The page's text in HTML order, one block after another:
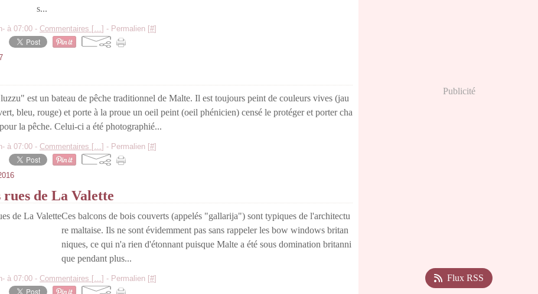
s...
à 07:00 - Commentaires […] - Permalien [#]
est un bateau de pêche traditionnel de Malte. Il est toujours peint de couleurs vives (jau
bleu, rouge) et porte à la proue un oeil peint (oeil phénicien) censé le protéger et porter cha
la pêche. Celui-ci a été photographié...
à 07:00 - Commentaires […] - Permalien [#]
rues de La Valette
Ces balcons de bois couverts (appelés "gallarija") sont typiques de l'architectu
re maltaise. Ils ne sont évidemment pas sans rappeler les bow windows britan
niques, ce qui n'a rien d'étonnant puisque Malte a été sous domination britanni
que pendant plus...
à 07:00 - Commentaires […] - Permalien [#]
Publicité
Flux RSS